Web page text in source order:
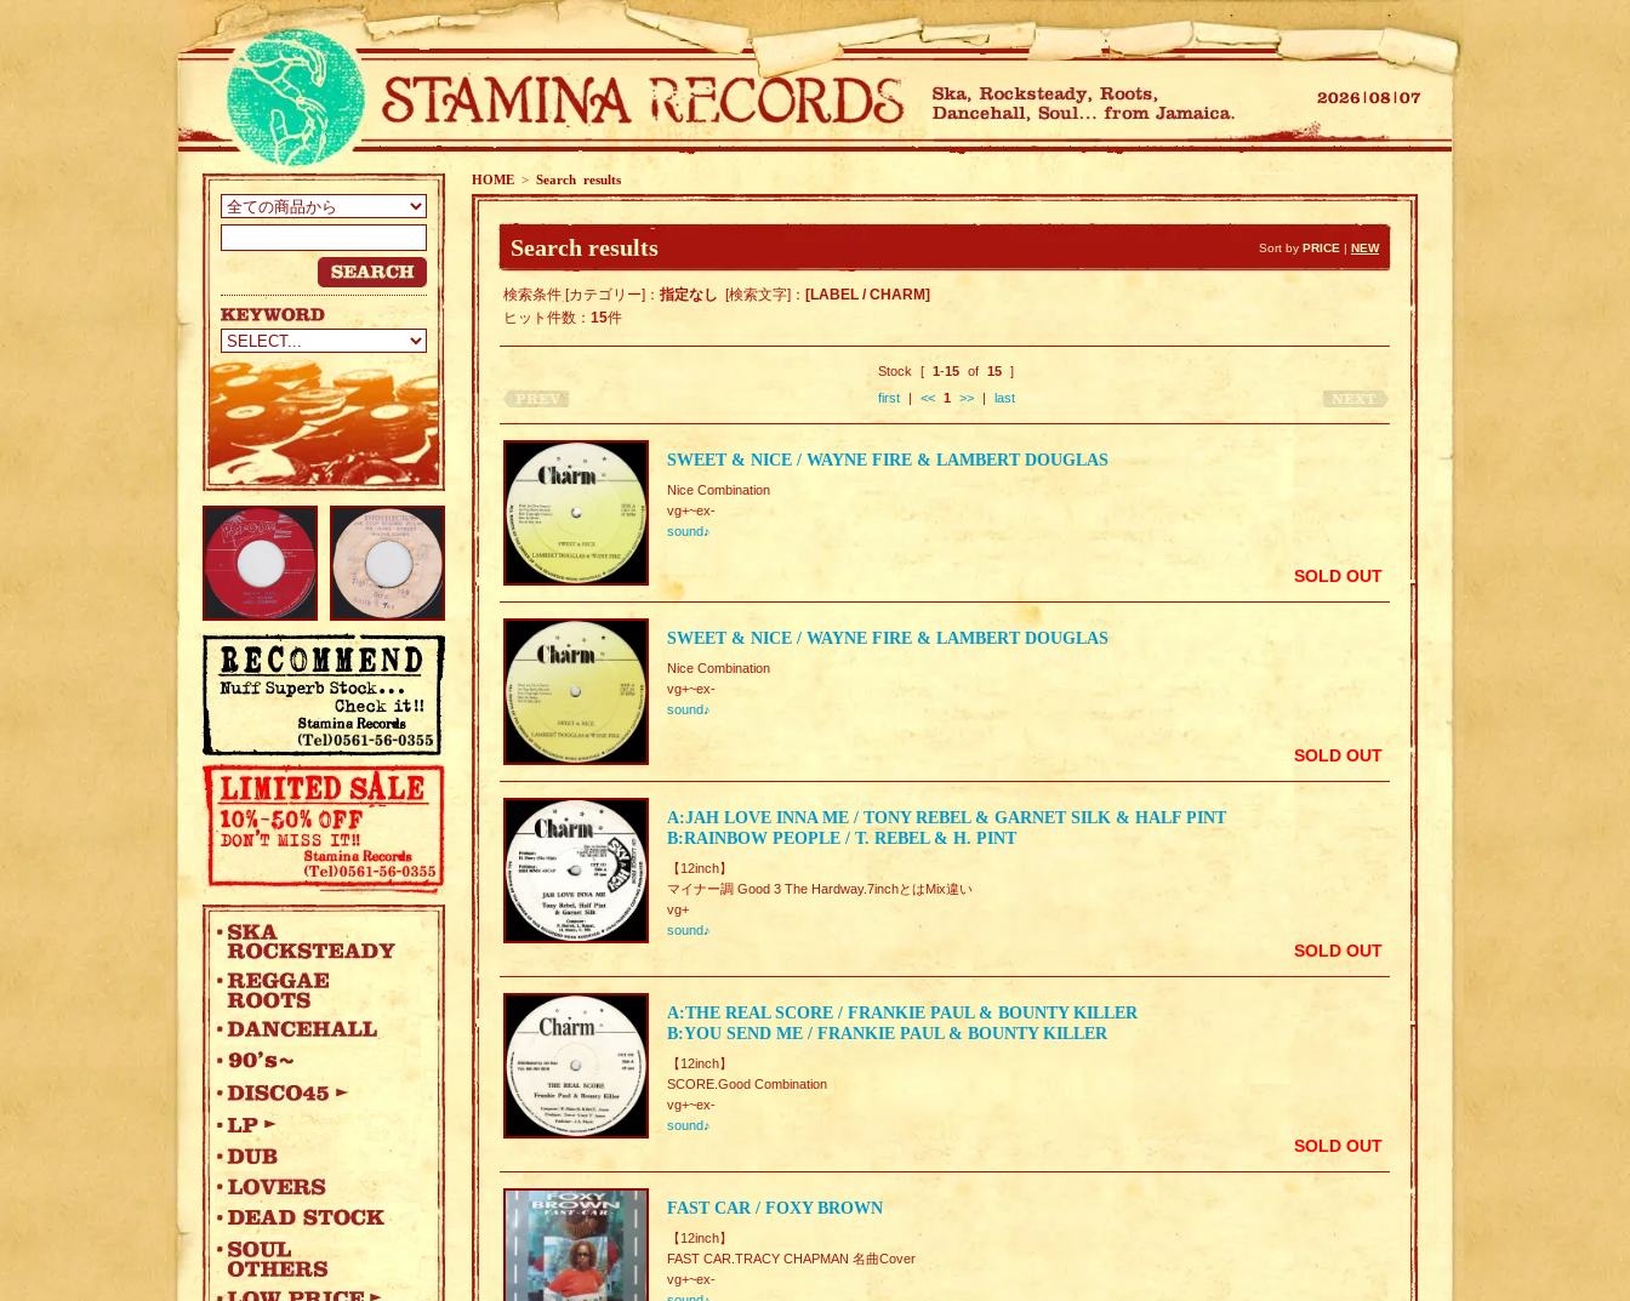
HOME > Search results
Search results Sort by PRICE | NEW
検索条件 [カテゴリー]： 指定なし [検索文字]： [LABEL / CHARM]
ヒット件数： 15件
Stock [ 1-15 of 15 ]
first| << 1 >>| last
SWEET & NICE / WAYNE FIRE & LAMBERT DOUGLAS
Nice Combination
vg+~ex-
sound♪
SOLD OUT
SWEET & NICE / WAYNE FIRE & LAMBERT DOUGLAS
Nice Combination
vg+~ex-
sound♪
SOLD OUT
A:JAH LOVE INNA ME / TONY REBEL & GARNET SILK & HALF PINT
B:RAINBOW PEOPLE / T. REBEL & H. PINT
【12inch】
マイナー調 Good 3 The Hardway.7inchとはMix違い
vg+
sound♪
SOLD OUT
A:THE REAL SCORE / FRANKIE PAUL & BOUNTY KILLER
B:YOU SEND ME / FRANKIE PAUL & BOUNTY KILLER
【12inch】
SCORE.Good Combination
vg+~ex-
sound♪
SOLD OUT
FAST CAR / FOXY BROWN
【12inch】
FAST CAR.TRACY CHAPMAN 名曲Cover
vg+~ex-